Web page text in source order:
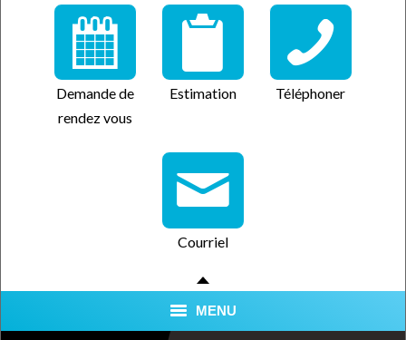
Demande de
rendez vous
Estimation Téléphoner
Courriel
MENU